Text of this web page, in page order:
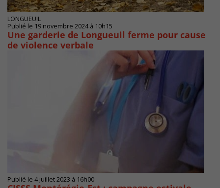
LONGUEUIL
Publié le 19 novembre 2024 à 10h15
Une garderie de Longueuil ferme pour cause
de violence verbale
Publié le 4 juillet 2023 à 16h00